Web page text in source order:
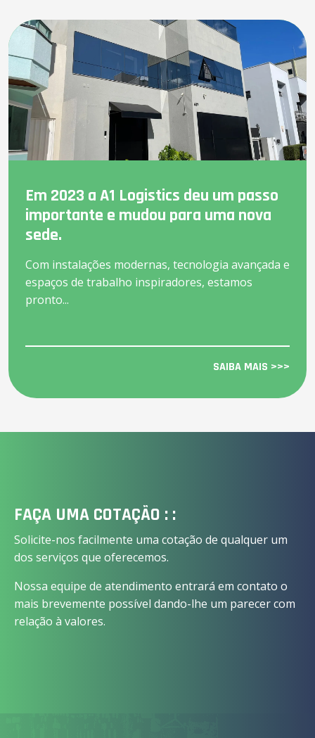
Em 2023 a A1 Logistics deu um passo
importante e mudou para uma nova
sede.
Com instalações modernas, tecnologia avançada e
espaços de trabalho inspiradores, estamos
pronto...
SAIBA MAIS >>>
FAÇA UMA COTAÇÃO : :
Solicite-nos facilmente uma cotação de qualquer um
dos serviços que oferecemos.
Nossa equipe de atendimento entrará em contato o
mais brevemente possível dando-lhe um parecer com
relação à valores.